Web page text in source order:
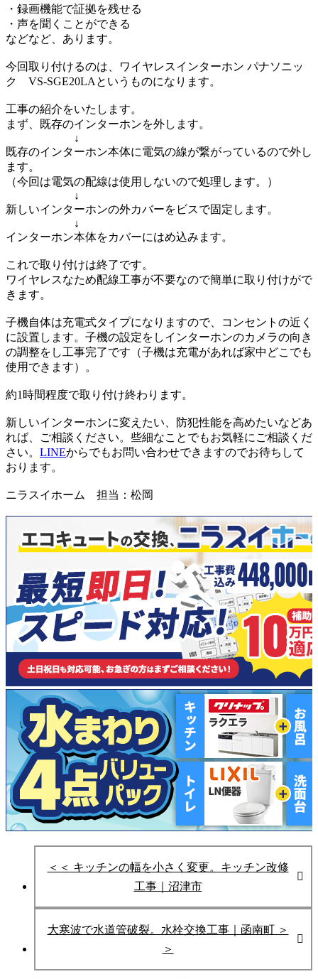
・録画機能で証拠を残せる
・声を聞くことができる
などなど、あります。
今回取り付けるのは、ワイヤレスインターホン パナソニッ
ク VS-SGE20LAというものになります。
工事の紹介をいたします。
まず、既存のインターホンを外します。
↓
既存のインターホン本体に電気の線が繋がっているので外し
ます。
（今回は電気の配線は使用しないので処理します。）
↓
新しいインターホンの外カバーをビスで固定します。
↓
インターホン本体をカバーにはめ込みます。
これで取り付けは終了です。
ワイヤレスなため配線工事が不要なので簡単に取り付けがで
きます。
子機自体は充電式タイプになりますので、コンセントの近く
に設置します。 子機の設定をしインターホンのカメラの向き
の調整をし工事完了です （子機は充電があれば家中どこでも
使用できます）。
約1時間程度で取り付け終わります。
新しいインターホンに変えたい、防犯性能を高めたいなどあ
れば、ご相談ください。 些細なことでもお気軽にご相談くだ
さい。 LINEからでもお問い合わせできますのでお待ちして
おります。
ニラスイホーム 担当：松岡
＜＜ キッチンの幅を小さく変更。キッチン改修
工事｜沼津市
大寒波で水道管破裂。水栓交換工事｜函南町 ＞
＞